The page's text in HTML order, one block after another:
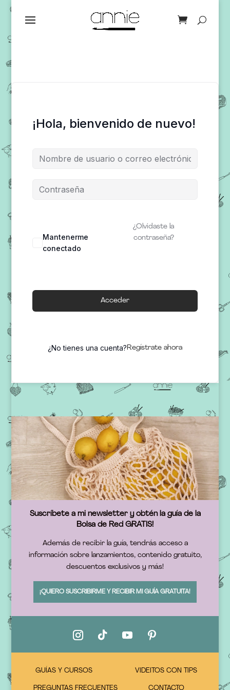
¡Hola, bienvenido de nuevo!
Mantenerme
conectado
¿Olvidaste la
contraseña?
Acceder
¿No tienes una cuenta?Regístrate ahora
Suscríbete a mi newsletter y obtén la guía de la
Bolsa de Red GRATIS!
Además de recibir la guía, tendrás acceso a
información sobre lanzamientos, contenido gratuito,
descuentos exclusivos y más!
¡QUIERO SUSCRIBIRME Y RECIBIR MI GUÍA GRATUITA!
GUÍAS Y CURSOS VIDEITOS CON TIPS
PREGUNTAS FRECUENTES CONTACTO